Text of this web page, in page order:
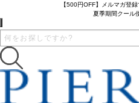
【500円OFF】メルマガ登
夏季期間クール